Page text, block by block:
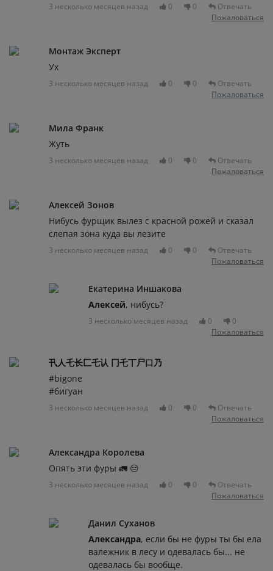
3 несколько месяцев назад 0 0
Отвечать
Пожаловаться
Монтаж Эксперт
Ух
3 несколько месяцев назад 0 0
Отвечать
Пожаловаться
Мила Франк
Жуть
3 несколько месяцев назад 0 0
Отвечать
Пожаловаться
Алексей Зонов
Нибусь фурщик вылез с красной рожей и сказал
слепая зона куда вы лезите
3 несколько месяцев назад 0 0
Отвечать
Пожаловаться
Екатерина Иншакова
Алексей, нибусь?
3 несколько месяцев назад 0
0
Пожаловаться
卂人乇长匚乇认 冂乇丅尸口乃
#bigone
#бигуан
3 несколько месяцев назад 0 0
Отвечать
Пожаловаться
Александра Королева
Опять эти фуры 🚛 😑
3 несколько месяцев назад 0 0
Отвечать
Пожаловаться
Данил Суханов
Александра, если бы не фуры ты бы ела
валежник в лесу и одевалась бы... не
одевалась бы вообще.